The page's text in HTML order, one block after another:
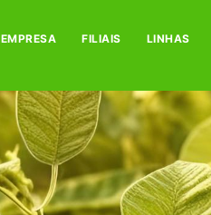
EMPRESA FILIAIS LINHAS